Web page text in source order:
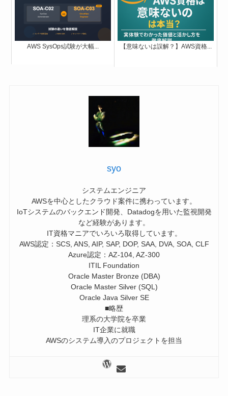
AWS SysOps試験が大幅... 【意味ないは誤解？】AWS資格...
syo
システムエンジニア
AWSを中心としたクラウド案件に携わっています。
IoTシステムのバックエンド開発、Datadogを用いた監視開発
など経験があります。
IT資格マニアでいろいろ取得しています。
AWS認定：SCS, ANS, AIP, SAP, DOP, SAA, DVA, SOA, CLF
Azure認定：AZ-104, AZ-300
ITIL Foundation
Oracle Master Bronze (DBA)
Oracle Master Silver (SQL)
Oracle Java Silver SE
■略歴
理系の大学院を卒業
IT企業に就職
AWSのシステム導入のプロジェクトを担当